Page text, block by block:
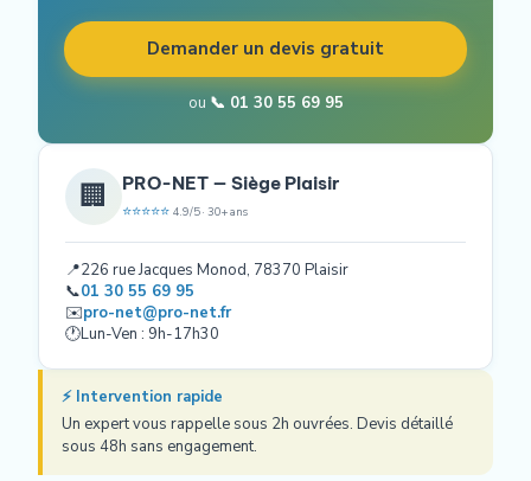
Demander un devis gratuit
ou 📞 01 30 55 69 95
🏢 PRO-NET — Siège Plaisir
⭐⭐⭐⭐⭐ 4.9/5 · 30+ ans
📍226 rue Jacques Monod, 78370 Plaisir
📞01 30 55 69 95
✉️pro-net@pro-net.fr
🕐Lun-Ven : 9h-17h30
⚡ Intervention rapide
Un expert vous rappelle sous 2h ouvrées. Devis détaillé
sous 48h sans engagement.